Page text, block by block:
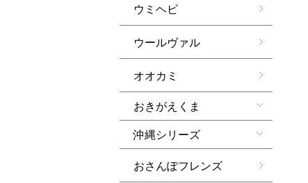
ウミヘビ
ウールヴァル
オオカミ
おきがえくま
沖縄シリーズ
おさんぽフレンズ